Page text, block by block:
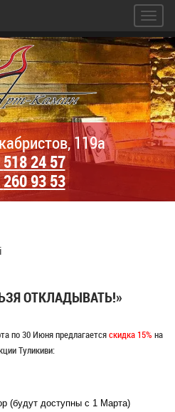
119а
518 24 57
260 93 53
ОТКЛАДЫВАТЬ!»
по 30 Июня предлагаетсяскидка 15% на
Туликиви:
(будут доступны с 1 Марта)